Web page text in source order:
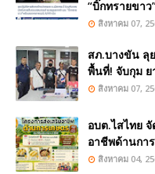
“บิ๊กทรายขาว
สิงหาคม 07,
สภ.บางขัน ลุ
พื้นที่! จับกุม ย
สิงหาคม 07,
อบต.ไสไทย
อาชีพด้านกา
สิงหาคม 04,